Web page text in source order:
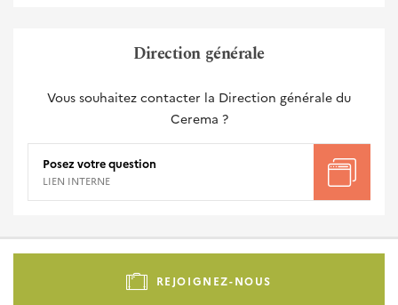
Direction générale
Vous souhaitez contacter la Direction générale du
Cerema ?
Posez votre question
LIEN INTERNE
Pied
REJOIGNEZ-NOUS